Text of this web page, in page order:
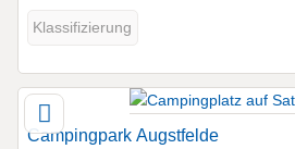
Klassifizierung
Campingpark Augstfelde